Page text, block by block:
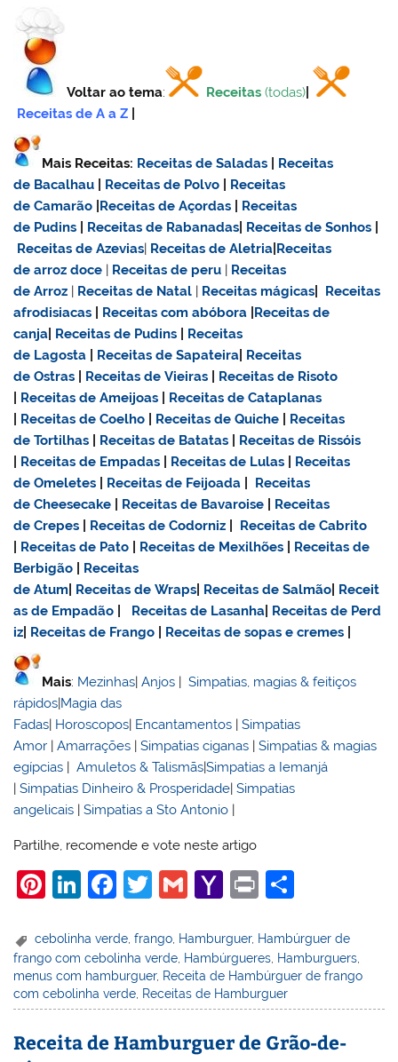
Voltar ao tema: Receitas (todas)
Receitas de A a Z
Mais Receitas: Receitas de Saladas
Receitas
de Bacalhau
Receitas de Polvo
Receitas
de Camarão Receitas de Açordas
Receitas
de Pudins
Receitas de Rabanadas Receitas de Sonhos
Receitas de Azevias| Receitas de Aletria Receitas
dearroz doce | Receitas de peru | Receitas
de Arroz | Receitas de Natal | Receitas mágicas
Receitas
afrodisiacas
Receitas com abóbora Receitas de
canja Receitas de Pudins
Receitas
de Lagosta
Receitas de Sapateira Receitas
de Ostras
Receitas de Vieiras
Receitas de Risoto
Receitas de Ameijoas
Receitas de Cataplanas
Receitas de Coelho Receitas de Quiche
Receitas
de Tortilhas
Receitas de Batatas
Receitas de Rissóis
Receitas de Empadas Receitas de Lulas
Receitas
de Omeletes
Receitas de Feijoada
Receitas
de Cheesecake
Receitas de Bavaroise
Receitas
de Crepes
Receitas de Codorniz
Receitas de Cabrito
Receitas de Pato Receitas de Mexilhões
Receitas de
Berbigão
Receitas
de Atum Receitas de Wraps Receitas de Salmão Receit
as de Empadão
Receitas de Lasanha Receitas de Perd
iz Receitas de Frango Receitas de sopas e cremes
Mais: Mezinhas |Anjos |Simpatias, magias & feitiços
rápidos Magia das
Fadas Horoscopos Encantamentos |Simpatias
Amor |Amarrações |Simpatias ciganas |Simpatias & magias
egípcias |Amuletos & Talismãs|Simpatias a Iemanjá
|Simpatias Dinheiro & Prosperidade |Simpatias
angelicais |Simpatias a Sto Antonio
Partilhe, recomende e vote neste artigo
Pi
er
e
st
Li
k
e
dI
n
F
c
e
b
o
T
itt
er
G
ai
l
Y
h
o
o
M
ai
Pr
t
ar
e
cebolinha verde ,frango Hamburguer, Hambúrguer de
frango com cebolinha verde Hambúrgueres Hamburguers
menus com hamburguer, Receita de Hambúrguer de frango
com cebolinha verde Receitas de Hamburguer
Receita de Hamburguer de Grão-de-